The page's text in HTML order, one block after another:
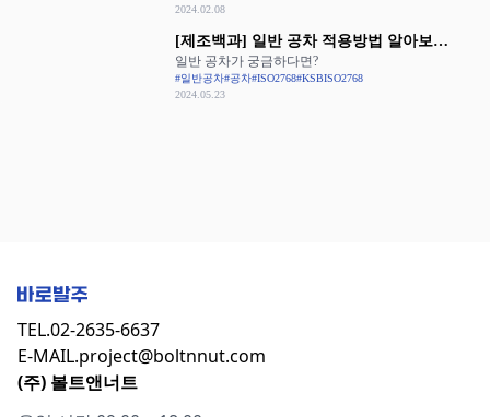
2024.02.08
[제조백과] 일반 공차 적용방법 알아보기:
ISO 2768과 KS B ISO 2768
일반 공차가 궁금하다면?
#일반공차#공차#ISO2768#KSBISO2768
2024.05.23
TEL.02-2635-6637
E-MAIL.project@boltnnut.com
(주) 볼트앤너트